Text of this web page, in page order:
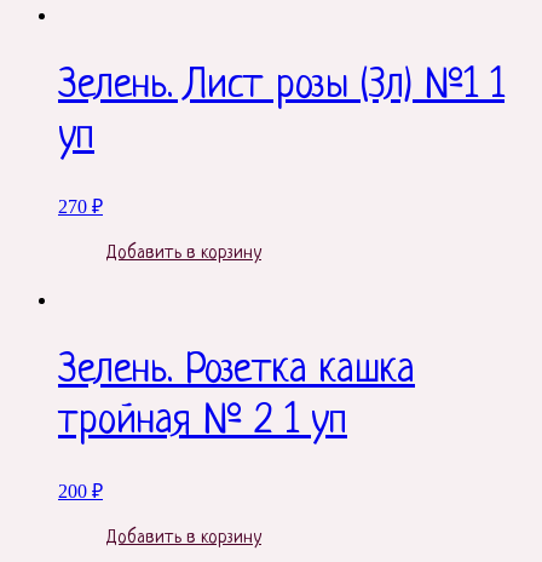
Зелень. Лист розы (3л) №1 1
уп
270 ₽
Добавить в корзину
Зелень. Розетка кашка
тройная № 2 1 уп
200 ₽
Добавить в корзину